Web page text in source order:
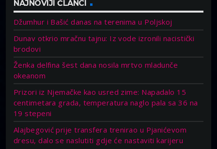
NAJNOVIJI ČLANCI
Džumhur i Bašić danas na terenima u Poljskoj
Dunav otkrio mračnu tajnu: Iz vode izronili nacistički
brodovi
Ženka delfina šest dana nosila mrtvo mladunče
okeanom
Prizori iz Njemačke kao usred zime: Napadalo 15
centimetara grada, temperatura naglo pala sa 36 na
19 stepeni
Alajbegović prije transfera trenirao u Pjanićevom
dresu, dalo se naslutiti gdje će nastaviti karijeru